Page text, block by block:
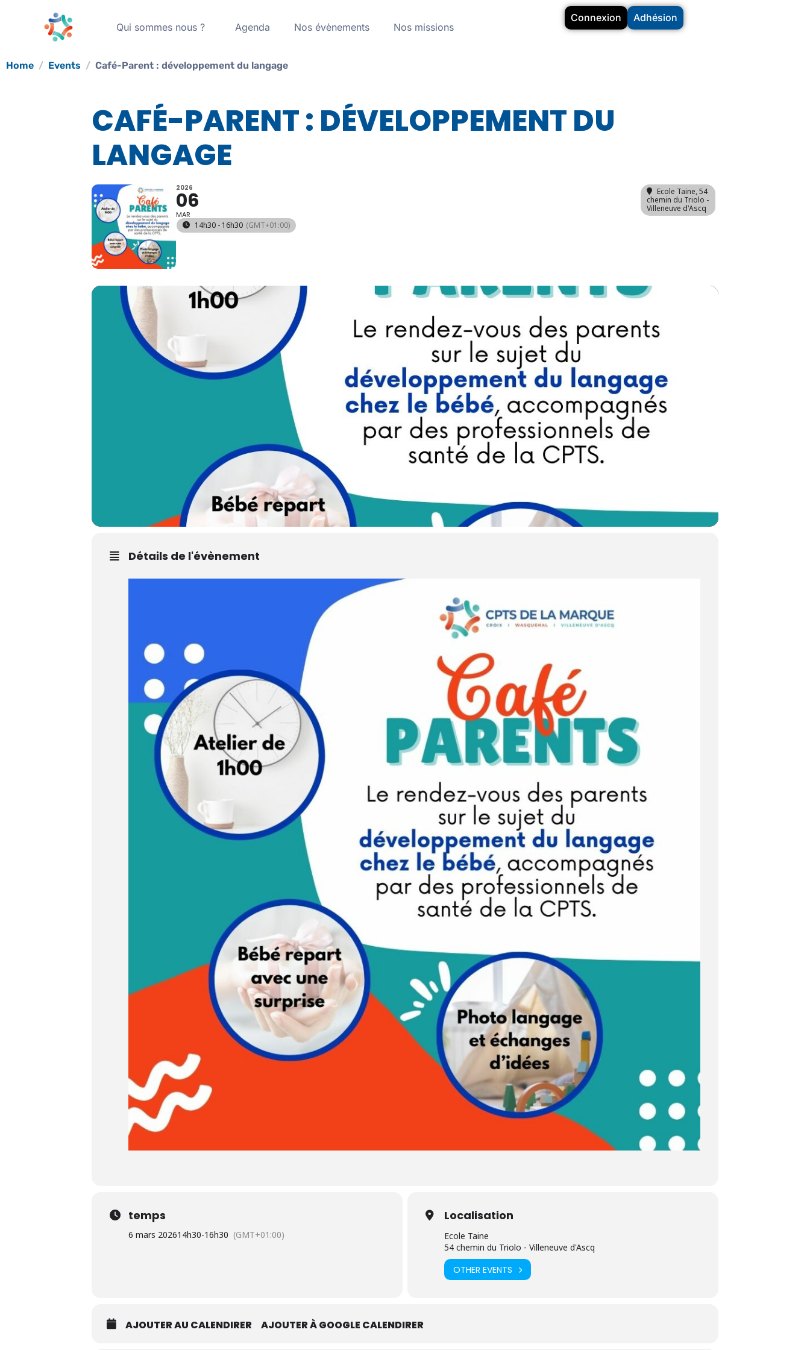
Qui sommes nous ? Agenda Nos évènements Nos missions
Connexion Adhésion
Home Events Café-Parent : développement du langage
CAFÉ-PARENT : DÉVELOPPEMENT DU
LANGAGE
2026
06
MAR
14h30 - 16h30 (GMT+01:00)
Ecole Taine, 54
chemin du Triolo -
Villeneuve d'Ascq
Détails de l'évènement
temps
6 mars 202614h30-16h30 (GMT+01:00)
Localisation
Ecole Taine
54 chemin du Triolo - Villeneuve d'Ascq
OTHER EVENTS
AJOUTER AU CALENDIRER AJOUTER À GOOGLE CALENDIRER